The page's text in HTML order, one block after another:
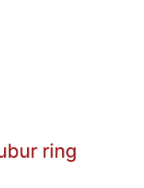
ring